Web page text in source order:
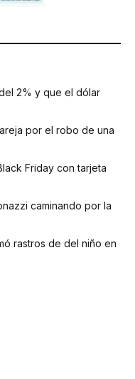
2% y que el dólar
por el robo de una
Friday con tarjeta
caminando por la
rastros de del niño en